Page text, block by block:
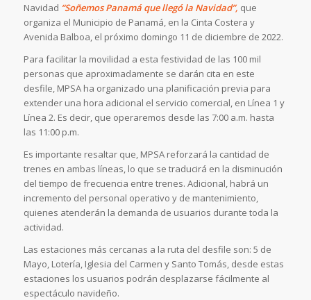
Navidad “Soñemos Panamá que llegó la Navidad”, que
organiza el Municipio de Panamá, en la Cinta Costera y
Avenida Balboa, el próximo domingo 11 de diciembre de 2022.
Para facilitar la movilidad a esta festividad de las 100 mil
personas que aproximadamente se darán cita en este
desfile, MPSA ha organizado una planificación previa para
extender una hora adicional el servicio comercial, en Línea 1 y
Línea 2. Es decir, que operaremos desde las 7:00 a.m. hasta
las 11:00 p.m.
Es importante resaltar que, MPSA reforzará la cantidad de
trenes en ambas líneas, lo que se traducirá en la disminución
del tiempo de frecuencia entre trenes. Adicional, habrá un
incremento del personal operativo y de mantenimiento,
quienes atenderán la demanda de usuarios durante toda la
actividad.
Las estaciones más cercanas a la ruta del desfile son: 5 de
Mayo, Lotería, Iglesia del Carmen y Santo Tomás, desde estas
estaciones los usuarios podrán desplazarse fácilmente al
espectáculo navideño.